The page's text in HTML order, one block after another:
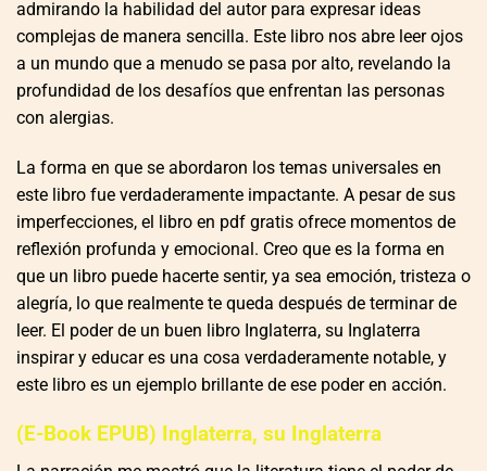
admirando la habilidad del autor para expresar ideas
complejas de manera sencilla. Este libro nos abre leer ojos
a un mundo que a menudo se pasa por alto, revelando la
profundidad de los desafíos que enfrentan las personas
con alergias.
La forma en que se abordaron los temas universales en
este libro fue verdaderamente impactante. A pesar de sus
imperfecciones, el libro en pdf gratis ofrece momentos de
reflexión profunda y emocional. Creo que es la forma en
que un libro puede hacerte sentir, ya sea emoción, tristeza o
alegría, lo que realmente te queda después de terminar de
leer. El poder de un buen libro Inglaterra, su Inglaterra
inspirar y educar es una cosa verdaderamente notable, y
este libro es un ejemplo brillante de ese poder en acción.
(E-Book EPUB) Inglaterra, su Inglaterra